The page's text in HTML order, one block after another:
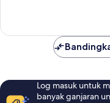
Log masuk untuk
banyak ganjaran